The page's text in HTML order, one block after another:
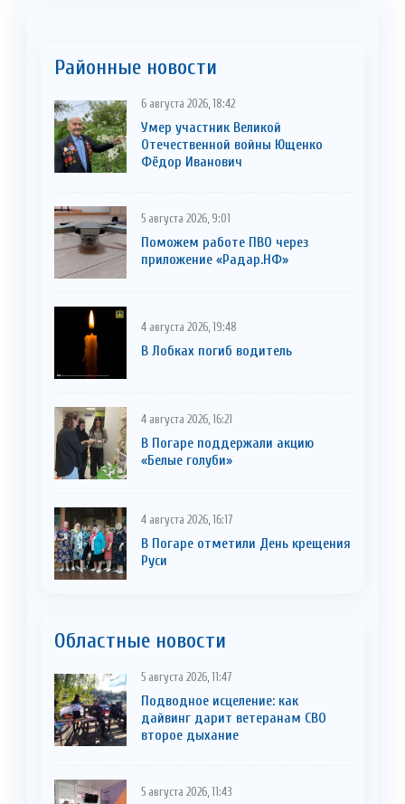
Районные новости
6 августа 2026, 18:42
Умер участник Великой
Отечественной войны Ющенко
Фёдор Иванович
5 августа 2026, 9:01
Поможем работе ПВО через
приложение «Радар.НФ»
4 августа 2026, 19:48
В Лобках погиб водитель
4 августа 2026, 16:21
В Погаре поддержали акцию
«Белые голуби»
4 августа 2026, 16:17
В Погаре отметили День крещения
Руси
Областные новости
5 августа 2026, 11:47
Подводное исцеление: как
дайвинг дарит ветеранам СВО
второе дыхание
5 августа 2026, 11:43